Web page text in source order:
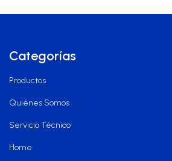
Categorías
Productos
Quiénes Somos
Servicio Técnico
Home